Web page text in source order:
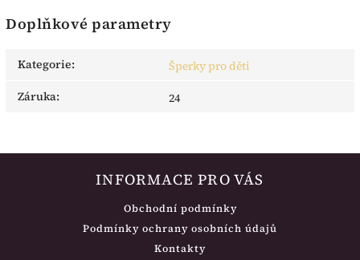
Doplňkové parametry
Kategorie:
Šperky pro děti
Záruka: 24
INFORMACE PRO VÁS
Obchodní podmínky
Podmínky ochrany osobních údajů
Kontakty